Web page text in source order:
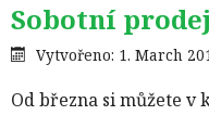
Sobotní prodej
Vytvořeno: 1. March
Od března si můžete